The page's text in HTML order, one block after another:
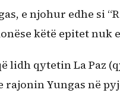
e njohur edhe si
këtë epitet nuk
lidh qytetin La Paz
rajonin Yungas në